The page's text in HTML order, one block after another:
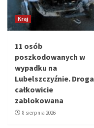
Kraj
11 osób
poszkodowanych w
wypadku na
Lubelszczyźnie. Droga
całkowicie
zablokowana
8 sierpnia 2026